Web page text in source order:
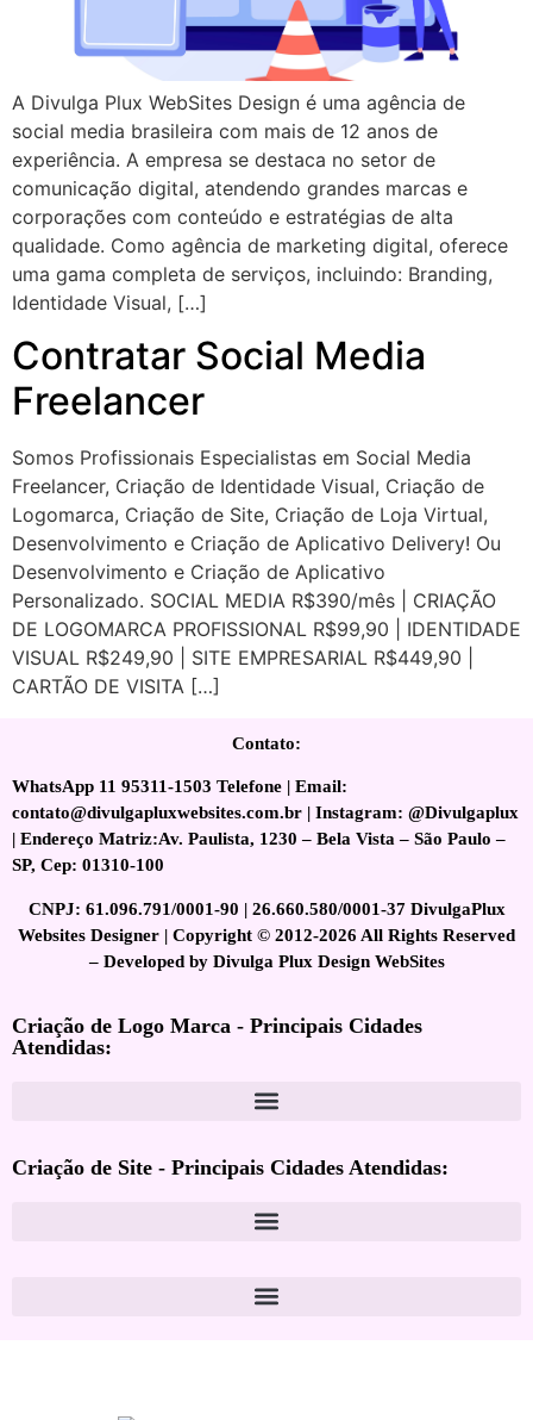
A Divulga Plux WebSites Design é uma agência de
social media brasileira com mais de 12 anos de
experiência. A empresa se destaca no setor de
comunicação digital, atendendo grandes marcas e
corporações com conteúdo e estratégias de alta
qualidade. Como agência de marketing digital, oferece
uma gama completa de serviços, incluindo: Branding,
Identidade Visual, […]
Contratar Social Media
Freelancer
Somos Profissionais Especialistas em Social Media
Freelancer, Criação de Identidade Visual, Criação de
Logomarca, Criação de Site, Criação de Loja Virtual,
Desenvolvimento e Criação de Aplicativo Delivery! Ou
Desenvolvimento e Criação de Aplicativo
Personalizado. SOCIAL MEDIA R$390/mês | CRIAÇÃO
DE LOGOMARCA PROFISSIONAL R$99,90 | IDENTIDADE
VISUAL R$249,90 | SITE EMPRESARIAL R$449,90 |
CARTÃO DE VISITA […]
Contato:
WhatsApp 11 95311-1503 Telefone | Email:
contato@divulgapluxwebsites.com.br | Instagram: @Divulgaplux
| Endereço Matriz:Av. Paulista, 1230 – Bela Vista – São Paulo –
SP, Cep: 01310-100
CNPJ: 61.096.791/0001-90 | 26.660.580/0001-37 DivulgaPlux
Websites Designer | Copyright © 2012-2026 All Rights Reserved
– Developed by Divulga Plux Design WebSites
Criação de Logo Marca - Principais Cidades
Atendidas:
Criação de Site - Principais Cidades Atendidas: